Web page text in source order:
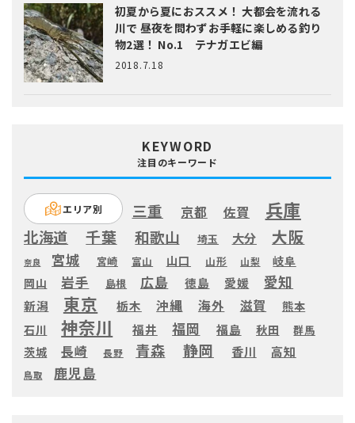
初夏から夏におススメ！ 大都会を流れる
川で 昼夜を問わずお手軽に楽しめる釣り
物2選！ No.1 テナガエビ編
2018.7.18
KEYWORD
注目のキーワード
エリア別 三重 京都 佐賀 兵庫
北海道 千葉 和歌山 埼玉 大分 大阪
奈良 宮城 宮崎 富山 山口 山形 山梨
岐阜
岡山
岩手 島根 広島 徳島 愛媛 愛知
新潟 東京 栃木 沖縄 海外 滋賀
熊本
石川
神奈川 福井 福岡 福島 秋田 群馬
茨城 長崎 長野 青森 静岡 香川 高知
鳥取 鹿児島